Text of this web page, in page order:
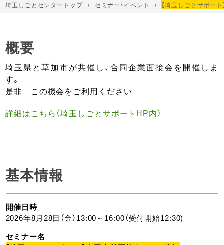
埼玉しごとセンタートップ セミナー・イベント 【埼玉しごとサポ
概要
埼玉県と草加市が共催し、合同企業面接会を開催しま
す。
是非 この機会をご利用ください
詳細はこちら（埼玉しごとサポートHP内）
基本情報
開催日時
2026年8月28日（金）13:00～16:00（受付開始12:30)
セミナー名